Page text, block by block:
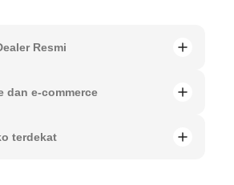
Resmi
dan e-commerce
terdekat